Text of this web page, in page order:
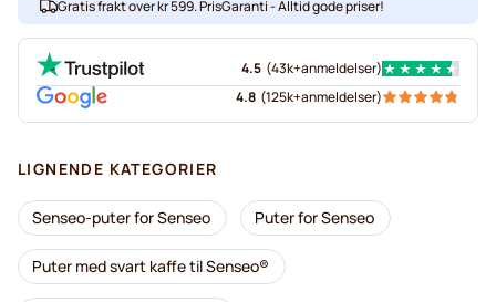
Gratis frakt over kr 599. PrisGaranti - Alltid gode priser!
4.5 (43k+anmeldelser)
4.8 (125k+anmeldelser)
LIGNENDE KATEGORIER
Senseo-puter for Senseo Puter for Senseo
Puter med svart kaffe til Senseo®